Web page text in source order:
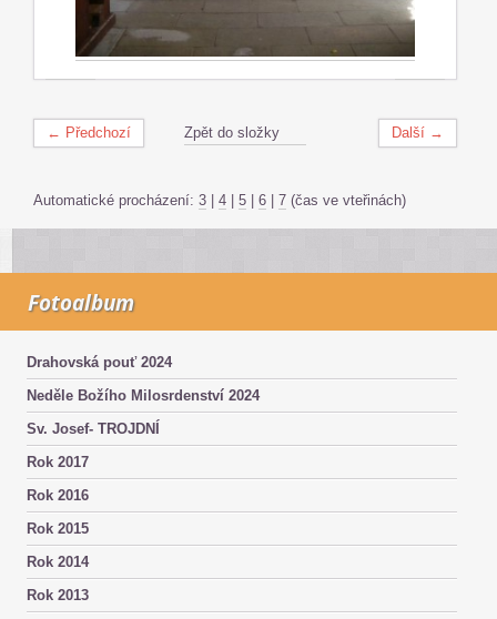
← Předchozí Další →
Zpět do složky
Automatické procházení: 3 4 5 6 7 (čas ve vteřinách)
Fotoalbum
Drahovská pouť 2024
Neděle Božího Milosrdenství 2024
Sv. Josef- TROJDNÍ
Rok 2017
Rok 2016
Rok 2015
Rok 2014
Rok 2013